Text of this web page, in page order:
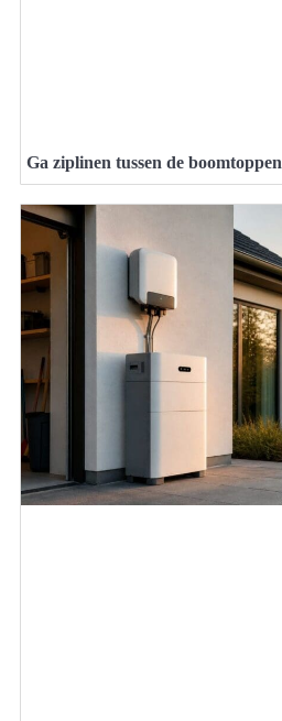
Ga ziplinen tussen de boomtoppen